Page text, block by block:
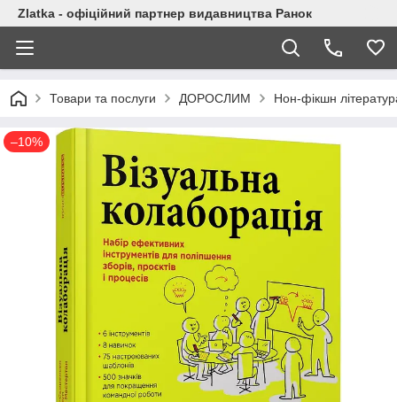
Zlatka - офіційний партнер видавництва Ранок
Товари та послуги ДОРОСЛИМ Нон-фікшн
–10%